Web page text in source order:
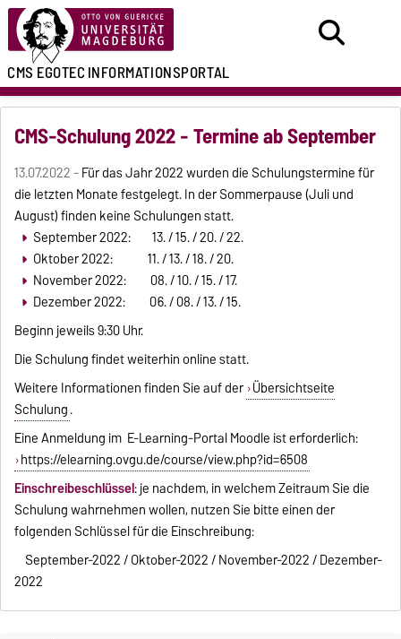
CMS EGOTECINFORMATIONSPORTAL
CMS-Schulung 2022 - Termine ab September
13.07.2022 -Für das Jahr 2022 wurden die Schulungstermine für
die letzten Monate festgelegt. In der Sommerpause (Juli und
August) finden keine Schulungen statt.
September 2022: 13. / 15. / 20. / 22.
Oktober 2022: 11. / 13. / 18. / 20.
November 2022: 08. / 10. / 15. / 17.
Dezember 2022: 06. / 08. / 13. / 15.
Beginn jeweils 9:30 Uhr.
Die Schulung findet weiterhin online statt.
Weitere Informationen finden Sie auf der Übersichtseite
Schulung.
Eine Anmeldung im E-Learning-Portal Moodle ist erforderlich:
https://elearning.ovgu.de/course/view.php?id=6508
Einschreibeschlüssel: je nachdem, in welchem Zeitraum Sie die
Schulung wahrnehmen wollen, nutzen Sie bitte einen der
folgenden Schlüssel für die Einschreibung:
September-2022 / Oktober-2022 / November-2022 / Dezember-
2022